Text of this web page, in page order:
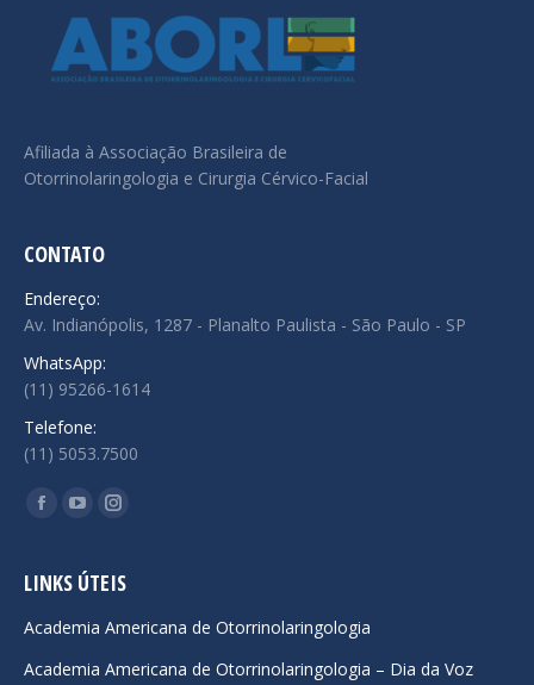
Afiliada à Associação Brasileira de
Otorrinolaringologia e Cirurgia Cérvico-Facial
CONTATO
Endereço:
Av. Indianópolis, 1287 - Planalto Paulista - São Paulo - SP
WhatsApp:
(11) 95266-1614
Telefone:
(11) 5053.7500
Encontre-nos em:
Facebook
opens
new
window
YouTube
opens
new
window
Instagram
opens
new
window
LINKS ÚTEIS
Academia Americana de Otorrinolaringologia
Academia Americana de Otorrinolaringologia – Dia da Voz